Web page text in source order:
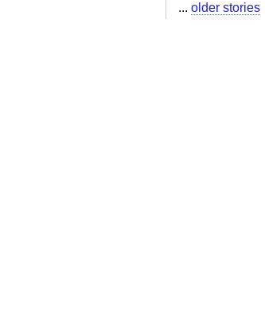
... older stories